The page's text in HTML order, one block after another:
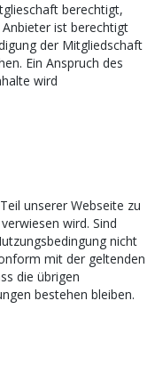
berechtigt,
ist berechtigt
der Mitgliedschaft
Ein Anspruch des
wird
unserer Webseite zu
wird. Sind
nicht
mit der geltenden
die übrigen
bestehen bleiben.